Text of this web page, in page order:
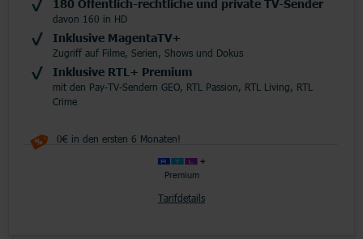
180 Öffentlich-rechtliche und private TV-Sender
davon 160 in HD
Inklusive MagentaTV+
Zugriff auf Filme, Serien, Shows und Dokus
Inklusive RTL+ Premium
mit den Pay-TV-Sendern GEO, RTL Passion, RTL Living, RTL
Crime
0€ in den ersten 6 Monaten!
Premium
Tarifdetails